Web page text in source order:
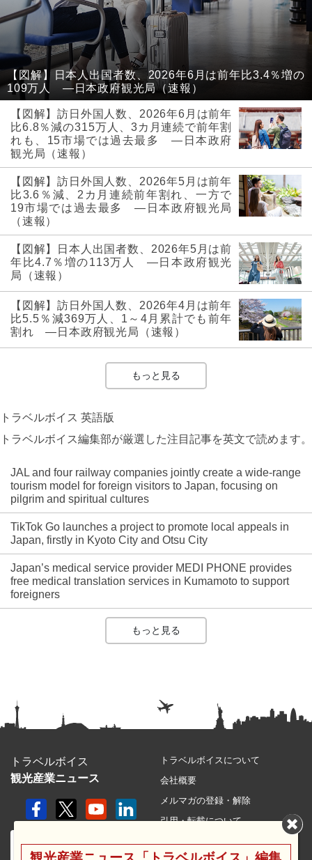
【図解】日本人出国者数、2026年6月は前年比3.4％増の
109万人 ―日本政府観光局（速報）
【図解】訪日外国人数、2026年6月は前年
比6.8％減の315万人、3カ月連続で前年割
れも、15市場では過去最多 ―日本政府
観光局（速報）
【図解】訪日外国人数、2026年5月は前年
比3.6％減、2カ月連続前年割れ、一方で
19市場では過去最多 ―日本政府観光局
（速報）
【図解】日本人出国者数、2026年5月は前
年比4.7％増の113万人 ―日本政府観光
局（速報）
【図解】訪日外国人数、2026年4月は前年
比5.5％減369万人、1～4月累計でも前年
割れ ―日本政府観光局（速報）
もっと見る
トラベルボイス 英語版
トラベルボイス編集部が厳選した注目記事を英文で読めます。
JAL and four railway companies jointly create a wide-range
tourism model for foreign visitors to Japan, focusing on
pilgrim and spiritual cultures
TikTok Go launches a project to promote local appeals in
Japan, firstly in Kyoto City and Otsu City
Japan’s medical service provider MEDI PHONE provides
free medical translation services in Kumamoto to support
foreigners
もっと見る
トラベルボイス
観光産業ニュース
トラベルボイスについて
会社概要
メルマガの登録・解除
引用・転載について